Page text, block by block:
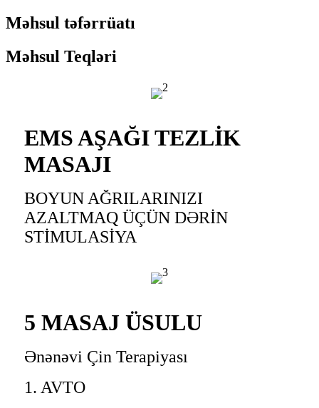
Məhsul təfərrüatı
Məhsul Teqləri
EMS AŞAĞI TEZLİK
MASAJI
BOYUN AĞRILARINIZI
AZALTMAQ ÜÇÜN DƏRİN
STİMULASİYA
5 MASAJ ÜSULU
Ənənəvi Çin Terapiyası
1. AVTO